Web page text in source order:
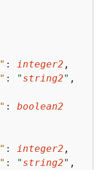
" : integer2 ,
" : " string2" ,
" : boolean2
" : integer2 ,
" : " string2" ,